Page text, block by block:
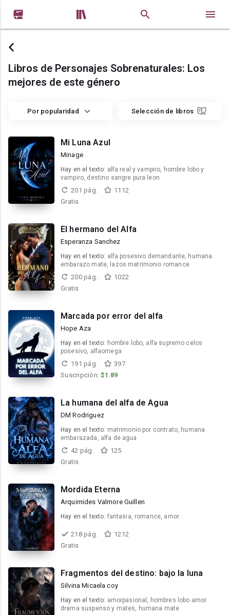
 
Libros de Personajes Sobrenaturales: Los
mejores de este género
Por popularidad Selección de libros
Mi Luna Azul
Minage
Hay en el texto: alfa real y vampiro, hombre lobo y
vampiro, destino sangre pura leon
201 pág.
1112
Gratis
El hermano del Alfa
Esperanza Sanchez
Hay en el texto: alfa posesivo demandante, humana
embarazo mate, lazos matrimonio romance
200 pág.
1022
Gratis
Marcada por error del alfa
Hope Aza
Hay en el texto: hombre lobo, alfa supremo celos
posesivo, alfaomega
191 pág.
397
Suscripción:$1.89
La humana del alfa de Agua
DM Rodriguez
Hay en el texto: matrimonio por contrato, humana
embarazada, alfa de agua
42 pág.
125
Gratis
Mordida Eterna
Arquimides Valmore Guillen
Hay en el texto: fantasia, romance, amor
218 pág.
1212
Gratis
Fragmentos del destino: bajo la luna
Silvina Micaela coy
Hay en el texto: amorpasional, hombres lobo amor
drama suspenso y mates, humana mate